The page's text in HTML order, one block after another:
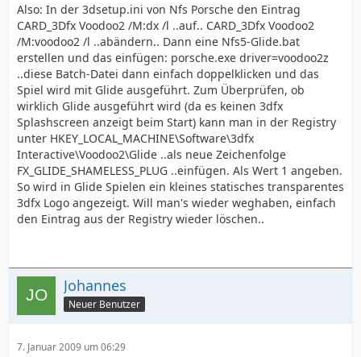
Also: In der 3dsetup.ini von Nfs Porsche den Eintrag
CARD_3Dfx Voodoo2 /M:dx /l ..auf.. CARD_3Dfx Voodoo2
/M:voodoo2 /l ..abändern.. Dann eine Nfs5-Glide.bat
erstellen und das einfügen: porsche.exe driver=voodoo2z
..diese Batch-Datei dann einfach doppelklicken und das
Spiel wird mit Glide ausgeführt. Zum Überprüfen, ob
wirklich Glide ausgeführt wird (da es keinen 3dfx
Splashscreen anzeigt beim Start) kann man in der Registry
unter HKEY_LOCAL_MACHINE\Software\3dfx
Interactive\Voodoo2\Glide ..als neue Zeichenfolge
FX_GLIDE_SHAMELESS_PLUG ..einfügen. Als Wert 1 angeben.
So wird in Glide Spielen ein kleines statisches transparentes
3dfx Logo angezeigt. Will man's wieder weghaben, einfach
den Eintrag aus der Registry wieder löschen..
Johannes
Neuer Benutzer
7. Januar 2009 um 06:29